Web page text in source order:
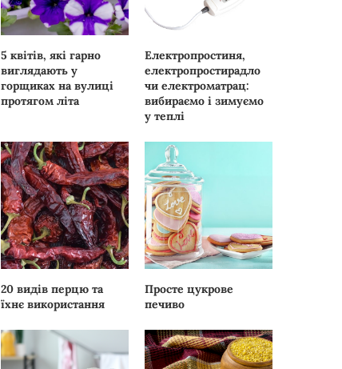
5 квітів, які гарно
виглядають у
горщиках на вулиці
протягом літа
Електропростиня,
електропростирадло
чи електроматрац:
вибираємо і зимуємо
у теплі
20 видів перцю та
їхнє використання
Просте цукрове
печиво